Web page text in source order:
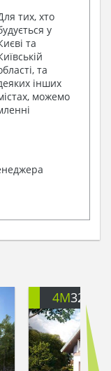
тих, хто
у
та
та
інших
можемо
4M3200